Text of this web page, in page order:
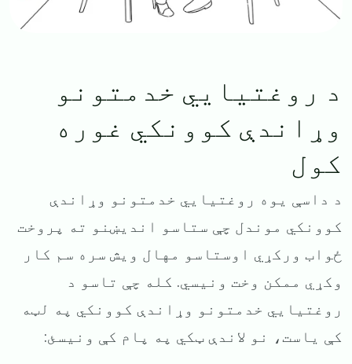
د روغتیایي خدمتونو
وړاندې کوونکي غوره
کول
د داسې یوه روغتیایي خدمتونو وړاندې
کوونکي موندل چې ستاسو اندیښنو ته پروخت
ځواب ورکړي اوستاسو مهال ویش سره سم کار
وکړي ممکن وخت ونیسي. کله چې تاسو د
روغتیایي خدمتونو وړاندې کوونکي په لټه
کې یاست، نو لاندې ټکي په پام کې ونیسئ: